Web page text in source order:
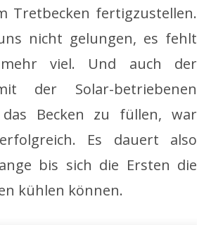
Tretbecken fertigzustellen.
nicht gelungen, es fehlt
viel. Und auch der
der Solar-betriebenen
Becken zu füllen, war
Es dauert also
bis sich die Ersten die
kühlen können.